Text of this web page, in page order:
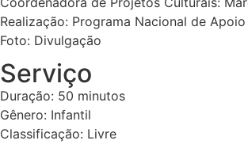
Realização: Programa Nacional de
Foto: Divulgação
Serviço
Duração: 50 minutos
Gênero: Infantil
Classificação: Livre